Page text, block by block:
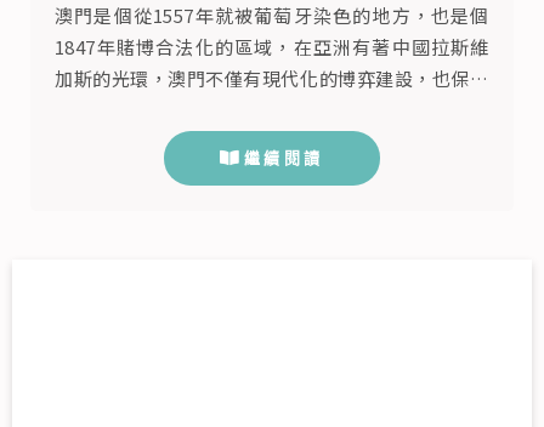
澳門是個從1557年就被葡萄牙染色的地方，也是個
1847年賭博合法化的區域，在亞洲有著中國拉斯維
加斯的光環，澳門不僅有現代化的博弈建設，也保有
台灣護照不用簽證可待30天，只需要在入境澳門時填
寫好入境卡，這次來也是為了要看世界文化遺產跟享
繼續閱讀